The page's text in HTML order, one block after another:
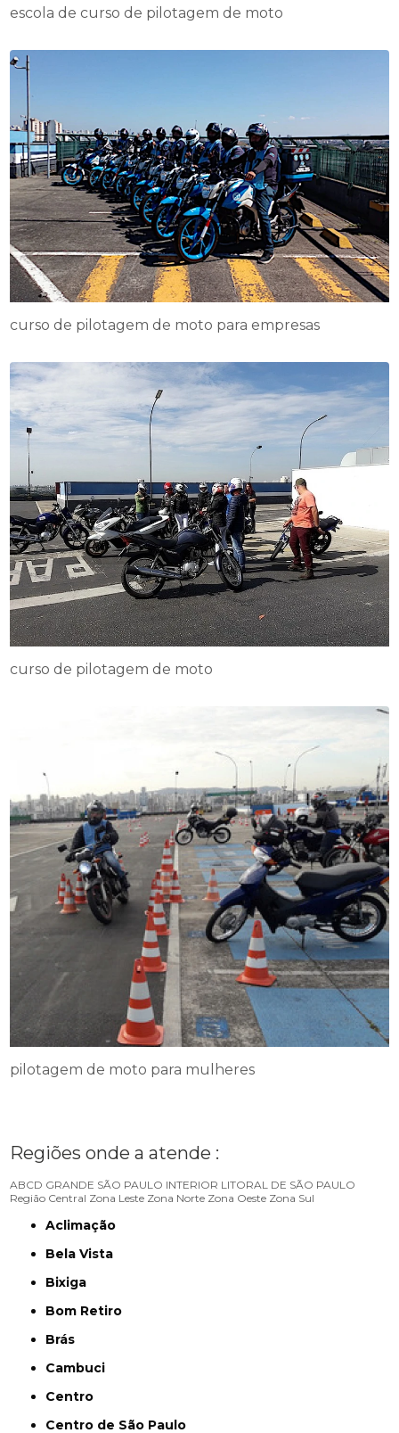
escola de curso de pilotagem de moto
curso de pilotagem de moto para empresas
curso de pilotagem de moto
pilotagem de moto para mulheres
Regiões onde a atende :
ABCD GRANDE SÃO PAULO INTERIOR LITORAL DE SÃO PAULO
Região Central Zona Leste Zona Norte Zona Oeste Zona Sul
Aclimação
Bela Vista
Bixiga
Bom Retiro
Brás
Cambuci
Centro
Centro de São Paulo